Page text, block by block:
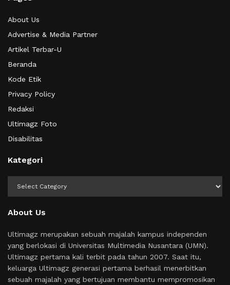
About Us
Advertise & Media Partner
Artikel Terbar-U
Beranda
Kode Etik
Privacy Policy
Redaksi
Ultimagz Foto
Disabilitas
Kategori
About Us
Ultimagz merupakan sebuah majalah kampus independen
yang berlokasi di Universitas Multimedia Nusantara (UMN).
Ultimagz pertama kali terbit pada tahun 2007. Saat itu,
keluarga Ultimagz generasi pertama berhasil menerbitkan
sebuah majalah yang bertujuan membantu mempromosikan